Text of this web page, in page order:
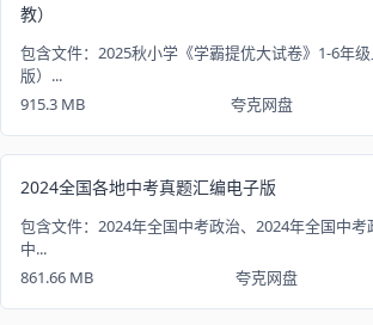
教）
包含文件：2025秋小学《学霸提优大试卷》1-6年
版）...
915.3 MB
夸克网盘
2024全国各地中考真题汇编电子版
包含文件：2024年全国中考政治、2024年全国中考
中...
861.66 MB
夸克网盘